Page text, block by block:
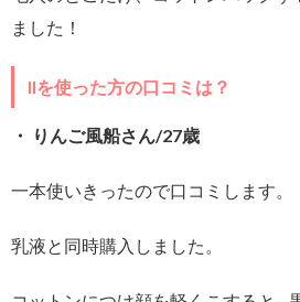
ました！
IIを使った方の口コミは？
・ りんご風船さん/27歳
一本使いきったので口コミします。
乳液と同時購入しました。